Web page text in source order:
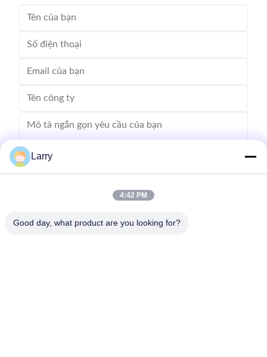
Gửi
Larry
4:42 PM
Good day, what product are you looking for?